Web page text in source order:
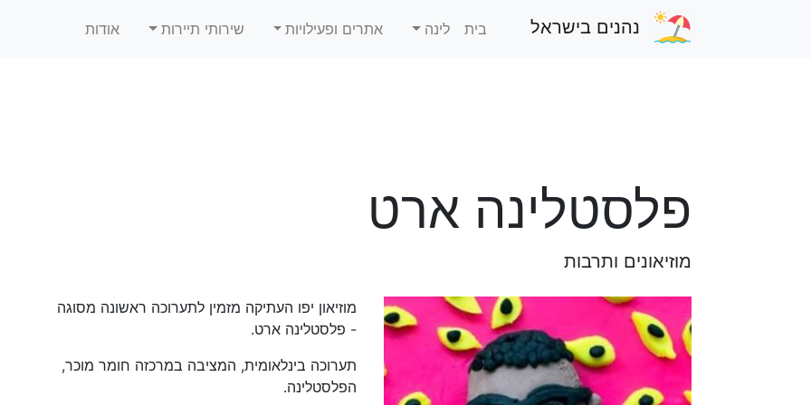
נהנים בישראל בית לינה אתרים ופעילויות שירותי תיירות אודות
פלסטלינה ארט
מוזיאונים ותרבות
מוזיאון יפו העתיקה מזמין לתערוכה ראשונה מסוגה
- פלסטלינה ארט.
תערוכה בינלאומית, המציבה במרכזה חומר מוכר,
הפלסטלינה.